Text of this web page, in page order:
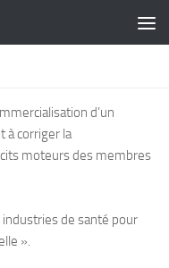
d’un
à corriger la
moteurs des membres
industries de santé pour
».